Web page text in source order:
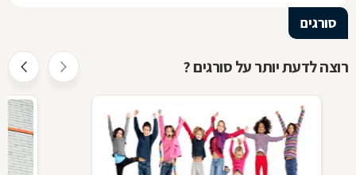
סורגים
רוצה לדעת יותר על סורגים ?